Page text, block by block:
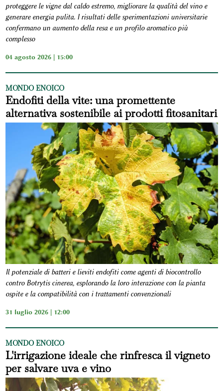
proteggere le vigne dal caldo estremo, migliorare la qualità del vino e
generare energia pulita. I risultati delle sperimentazioni universitarie
confermano un aumento della resa e un profilo aromatico più
complesso
04 agosto 2026 | 15:00
MONDO ENOICO
Endofiti della vite: una promettente
alternativa sostenibile ai prodotti fitosanitari
Il potenziale di batteri e lieviti endofiti come agenti di biocontrollo
contro Botrytis cinerea, esplorando la loro interazione con la pianta
ospite e la compatibilità con i trattamenti convenzionali
31 luglio 2026 | 12:00
MONDO ENOICO
L'irrigazione ideale che rinfresca il vigneto
per salvare uva e vino